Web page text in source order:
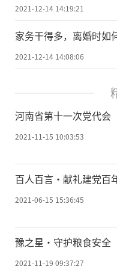
2021-12-14 14:19:21
家务干得多，离婚时如
2021-12-14 14:08:06
河南省第十一次党代会
2021-11-15 10:03:53
百人百言·献礼建党百
2021-06-15 15:36:45
豫之星·守护粮食安全
2021-11-19 09:37:27